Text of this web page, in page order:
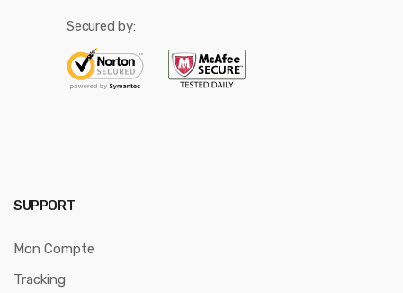
Secured by:
SUPPORT
Mon Compte
Tracking